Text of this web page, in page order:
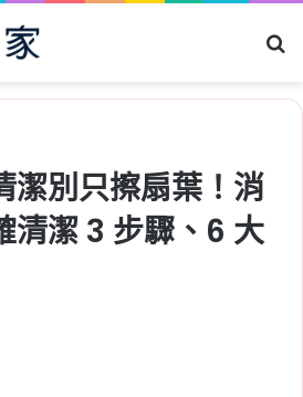
潔別只擦扇葉！消
清潔 3 步驟、6 大